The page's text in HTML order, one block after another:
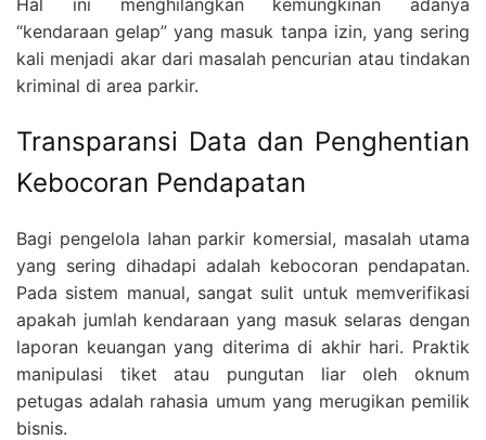
“kendaraan gelap” yang masuk tanpa izin, yang sering
kali menjadi akar dari masalah pencurian atau tindakan
kriminal di area parkir.
Transparansi Data dan Penghentian
Kebocoran Pendapatan
Bagi pengelola lahan parkir komersial, masalah utama
yang sering dihadapi adalah kebocoran pendapatan.
Pada sistem manual, sangat sulit untuk memverifikasi
apakah jumlah kendaraan yang masuk selaras dengan
laporan keuangan yang diterima di akhir hari. Praktik
manipulasi tiket atau pungutan liar oleh oknum
petugas adalah rahasia umum yang merugikan pemilik
bisnis.